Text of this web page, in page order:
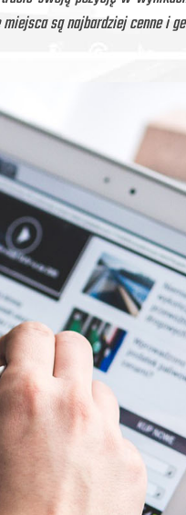
są najbardziej cenne i